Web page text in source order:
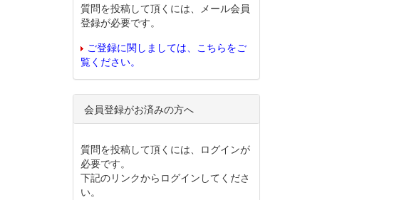
質問を投稿して頂くには、メール会員
登録が必要です。
ご登録に関しましては、こちらをご
覧ください。
会員登録がお済みの方へ
質問を投稿して頂くには、ログインが
必要です。
下記のリンクからログインしてくださ
い。